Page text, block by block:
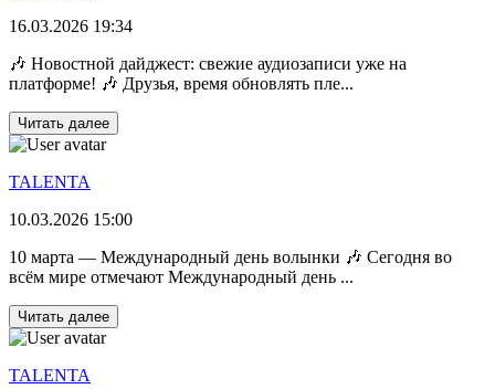
16.03.2026 19:34
🎶 Новостной дайджест: свежие аудиозаписи уже на
платформе! 🎶 Друзья, время обновлять пле...
Читать далее
TALENTA
10.03.2026 15:00
10 марта — Международный день волынки 🎶 Сегодня во
всём мире отмечают Международный день ...
Читать далее
TALENTA